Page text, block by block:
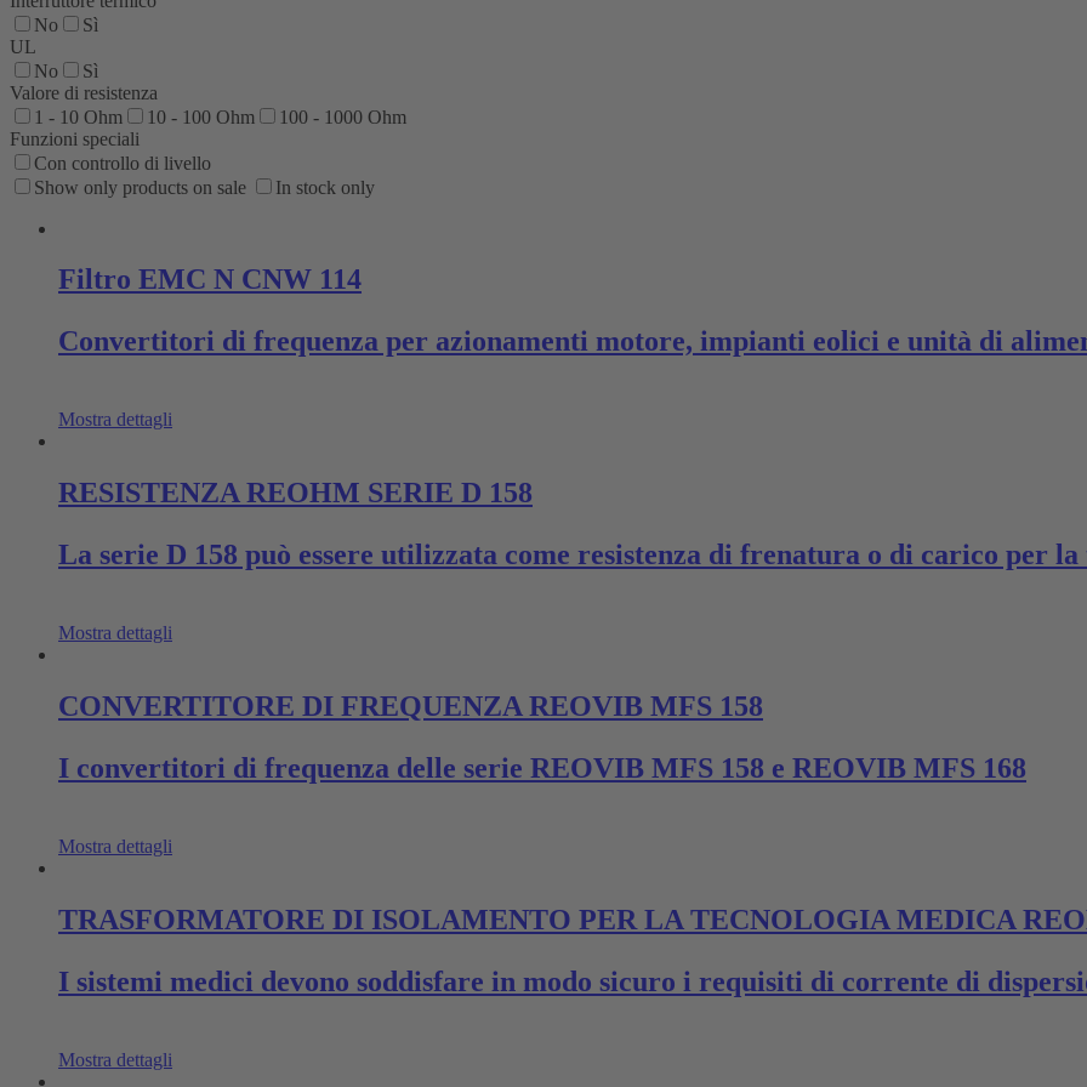
No
Sì
UL
No
Sì
Valore di resistenza
1 - 10 Ohm
10 - 100 Ohm
100 - 1000 Ohm
Funzioni speciali
Con controllo di livello
Show only products on sale
In stock only
Filtro EMC N CNW 114
Convertitori di frequenza per azionamenti motore, impianti eolici e unità di
Mostra dettagli
RESISTENZA REOHM SERIE D 158
La serie D 158 può essere utilizzata come resistenza di frenatura o di carico per la
Mostra dettagli
CONVERTITORE DI FREQUENZA REOVIB MFS 158
I convertitori di frequenza delle serie REOVIB MFS 158 e REOVIB MFS 168
Mostra dettagli
TRASFORMATORE DI ISOLAMENTO PER LA TECNOLOGIA MEDICA
I sistemi medici devono soddisfare in modo sicuro i requisiti di corrente di
Mostra dettagli